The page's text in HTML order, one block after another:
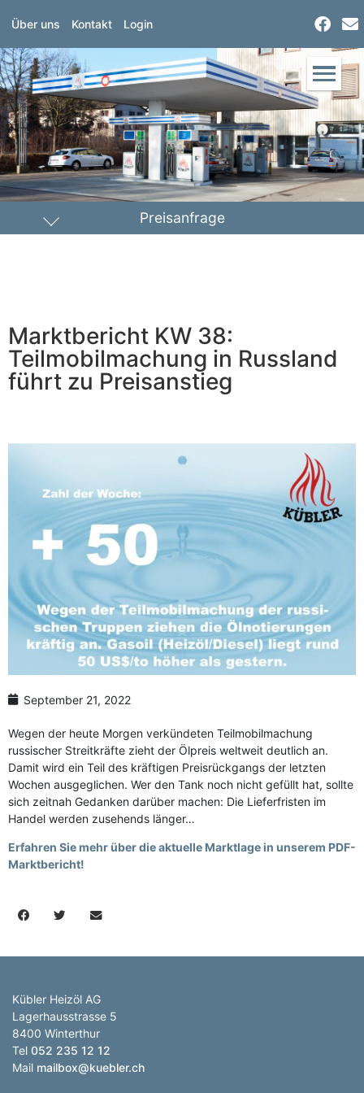
Über uns Kontakt Login
Preisanfrage
Menge
Anzahl Abladeorte
Marktbericht KW 38:
Teilmobilmachung in Russland
führt zu Preisanstieg
September 21, 2022
Wegen der heute Morgen verkündeten Teilmobilmachung
russischer Streitkräfte zieht der Ölpreis weltweit deutlich an.
Damit wird ein Teil des kräftigen Preisrückgangs der letzten
Wochen ausgeglichen. Wer den Tank noch nicht gefüllt hat, sollte
sich zeitnah Gedanken darüber machen: Die Lieferfristen im
Handel werden zusehends länger…
Erfahren Sie mehr über die aktuelle Marktlage in unserem PDF-
Marktbericht!
Kübler Heizöl AG
Lagerhausstrasse 5
8400 Winterthur
Tel 052 235 12 12
Mail mailbox@kuebler.ch